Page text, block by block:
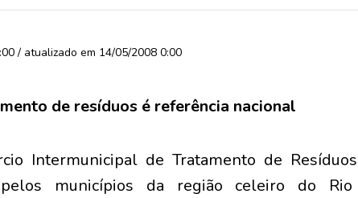
/ atualizado em 14/05/2008 0:00
de resíduos é referência nacional
Intermunicipal de Tratamento de
pelos municípios da região celeiro do